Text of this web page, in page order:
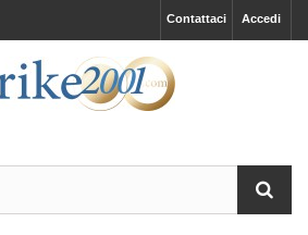
Accedi
Contattaci